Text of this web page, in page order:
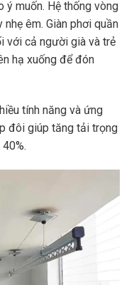
ý muốn. Hệ thống vòng
êm. Giàn phơi quần
với cả người già và trẻ
hạ xuống để đón
tính năng và ứng
đôi giúp tăng tải trọng